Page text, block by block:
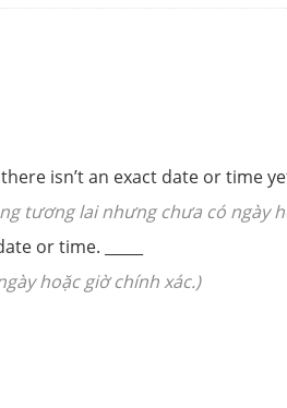
isn’t an exact date or time yet.
tương lai nhưng chưa có ngày
or time. _____
hoặc giờ chính xác.)